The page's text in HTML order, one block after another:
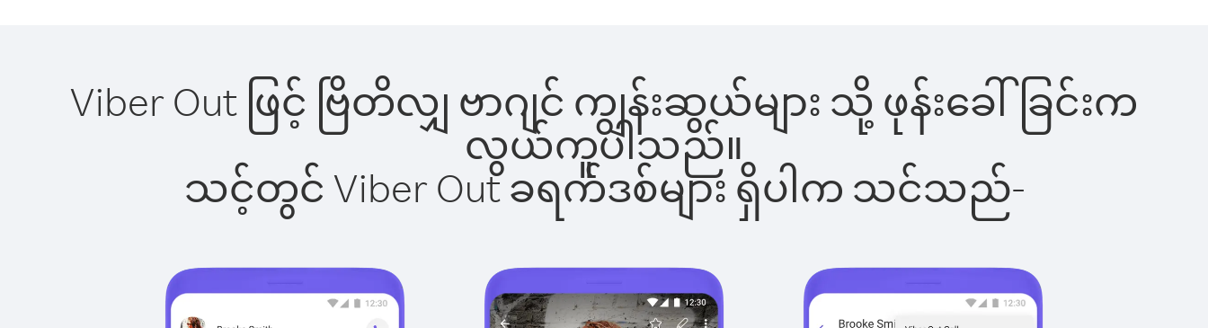
Viber Out ဖြင့် ဗြိတိလျှ ဗာဂျင် ကျွန်းဆွယ်များ သို့ ဖုန်းခေါ်ခြင်းက
လွယ်ကူပါသည်။
သင့်တွင် Viber Out ခရက်ဒစ်များ ရှိပါက သင်သည်-